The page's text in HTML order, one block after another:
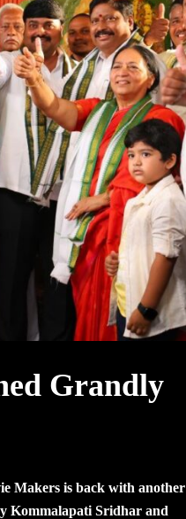
Grandly
Makers is back with another
Kommalapati Sridhar and